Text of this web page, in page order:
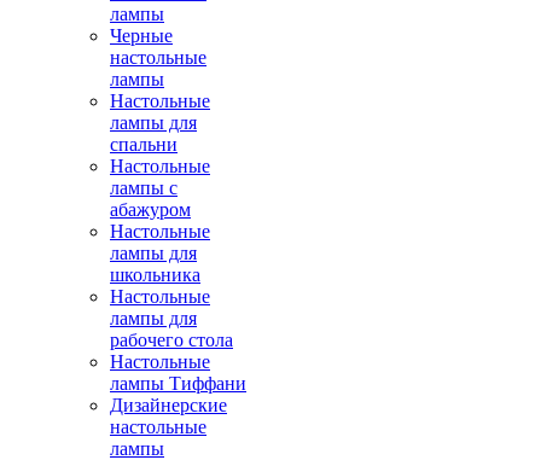
лампы
Черные
настольные
лампы
Настольные
лампы для
спальни
Настольные
лампы с
абажуром
Настольные
лампы для
школьника
Настольные
лампы для
рабочего стола
Настольные
лампы Тиффани
Дизайнерские
настольные
лампы